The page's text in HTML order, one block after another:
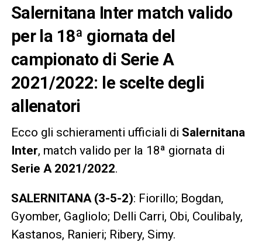
Salernitana Inter match valido
per la 18ª giornata del
campionato di Serie A
2021/2022: le scelte degli
allenatori
Ecco gli schieramenti ufficiali di Salernitana
Inter, match valido per la 18ª giornata di
Serie A 2021/2022.
SALERNITANA (3-5-2): Fiorillo; Bogdan,
Gyomber, Gagliolo; Delli Carri, Obi, Coulibaly,
Kastanos, Ranieri; Ribery, Simy.